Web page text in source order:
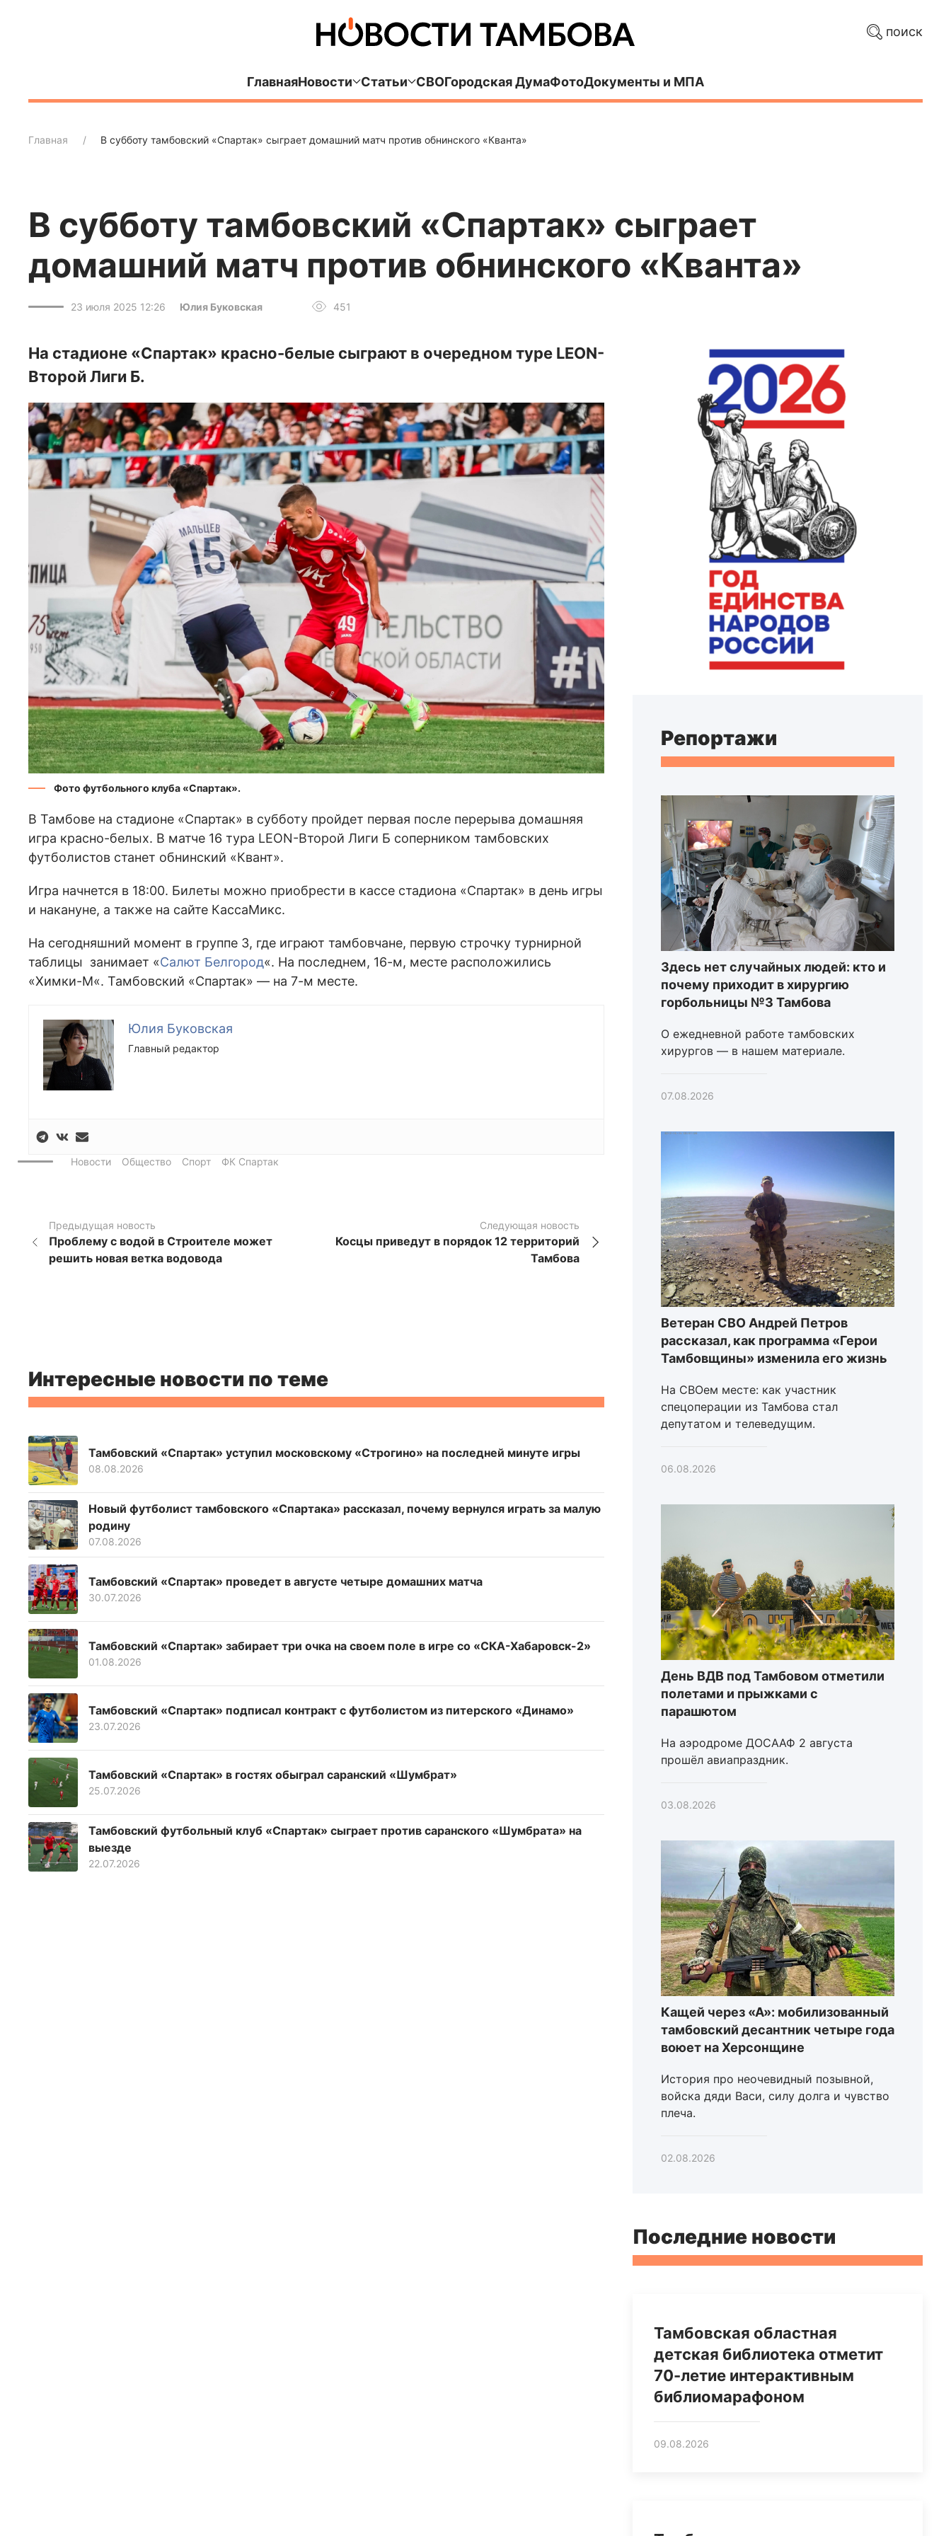
поиск
ГлавнаяНовости Статьи СВОГородская ДумаФотоДокументы и МПА
Главная В субботу тамбовский «Спартак» сыграет домашний матч против обнинского «Кванта»
В субботу тамбовский «Спартак» сыграет
домашний матч против обнинского «Кванта»
23 июля 2025 12:26 Юлия Буковская 451
На стадионе «Спартак» красно-белые сыграют в очередном туре LEON-
Второй Лиги Б.
Фото футбольного клуба «Спартак».
В Тамбове на стадионе «Спартак» в субботу пройдет первая после перерыва домашняя
игра красно-белых. В матче 16 тура LEON-Второй Лиги Б соперником тамбовских
футболистов станет обнинский «Квант».
Игра начнется в 18:00. Билеты можно приобрести в кассе стадиона «Спартак» в день игры
и накануне, а также на сайте КассаМикс.
На сегодняшний момент в группе 3, где играют тамбовчане, первую строчку турнирной
таблицы занимает «Салют Белгород«. На последнем, 16-м, месте расположились
«Химки-М«. Тамбовский «Спартак» — на 7-м месте.
Юлия Буковская
Главный редактор
Новости Общество Спорт ФК Спартак
Предыдущая новость
Проблему с водой в Строителе может
решить новая ветка водовода
Следующая новость
Косцы приведут в порядок 12 территорий
Тамбова
Интересные новости по теме
Тамбовский «Спартак» уступил московскому «Строгино» на последней минуте игры
08.08.2026
Новый футболист тамбовского «Спартака» рассказал, почему вернулся играть за малую
родину
07.08.2026
Тамбовский «Спартак» проведет в августе четыре домашних матча
30.07.2026
Тамбовский «Спартак» забирает три очка на своем поле в игре со «СКА-Хабаровск-2»
01.08.2026
Тамбовский «Спартак» подписал контракт с футболистом из питерского «Динамо»
23.07.2026
Тамбовский «Спартак» в гостях обыграл саранский «Шумбрат»
25.07.2026
Тамбовский футбольный клуб «Спартак» сыграет против саранского «Шумбрата» на
выезде
22.07.2026
Репортажи
Здесь нет случайных людей: кто и
почему приходит в хирургию
горбольницы №3 Тамбова
О ежедневной работе тамбовских
хирургов — в нашем материале.
07.08.2026
Ветеран СВО Андрей Петров
рассказал, как программа «Герои
Тамбовщины» изменила его жизнь
На СВОем месте: как участник
спецоперации из Тамбова стал
депутатом и телеведущим.
06.08.2026
День ВДВ под Тамбовом отметили
полетами и прыжками с
парашютом
На аэродроме ДОСААФ 2 августа
прошёл авиапраздник.
03.08.2026
Кащей через «А»: мобилизованный
тамбовский десантник четыре года
воюет на Херсонщине
История про неочевидный позывной,
войска дяди Васи, силу долга и чувство
плеча.
02.08.2026
Последние новости
Тамбовская областная
детская библиотека отметит
70-летие интерактивным
библиомарафоном
09.08.2026